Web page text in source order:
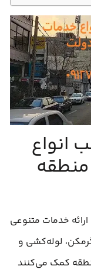
انواع
خدمات متنوعی
لوله‌کشی و
کمک می‌کنند